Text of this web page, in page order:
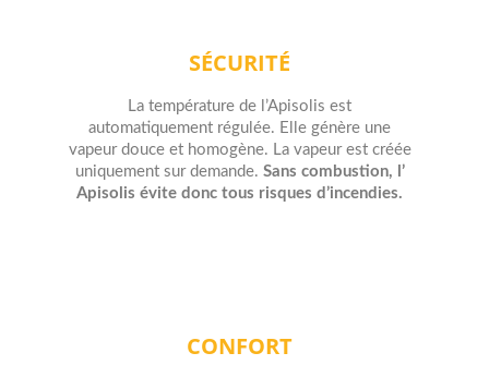
SÉCURITÉ
La température de l’Apisolis est
automatiquement régulée. Elle génère une
vapeur douce et homogène. La vapeur est créée
uniquement sur demande. Sans combustion, l’
Apisolis évite donc tous risques d’incendies.
CONFORT